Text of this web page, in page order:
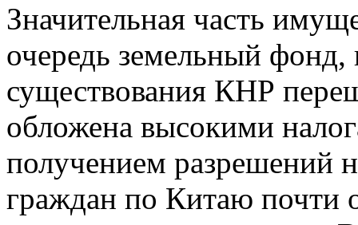
Значительная часть
очередь земельный
существования КНР
обложена высокими
получением разрешений
граждан по Китаю почти